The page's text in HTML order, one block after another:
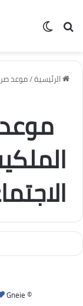
بحث عن
الرئيسية/موعد
© Copyright 2026, All Rights Reserved |
Gneie